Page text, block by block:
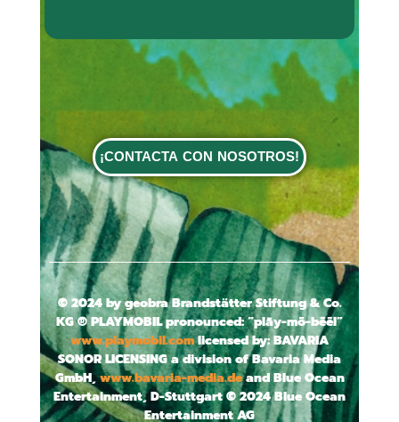
¡CONTACTA CON NOSOTROS!
© 2024 by geobra Brandstätter Stiftung & Co.
KG ® PLAYMOBIL pronounced: “plāy-mō-bēēl”
www.playmobil.comlicensed by: BAVARIA
SONOR LICENSING a division of Bavaria Media
GmbH,www.bavaria-media.deand Blue Ocean
Entertainment, D-Stuttgart © 2024 Blue Ocean
Entertainment AG